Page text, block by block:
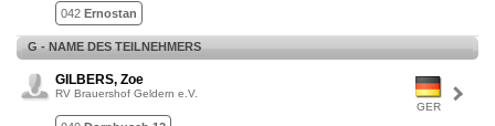
042 Ernostan
G - NAME DES TEILNEHMERS
GER
GILBERS, Zoe
RV Brauershof Geldern e.V.